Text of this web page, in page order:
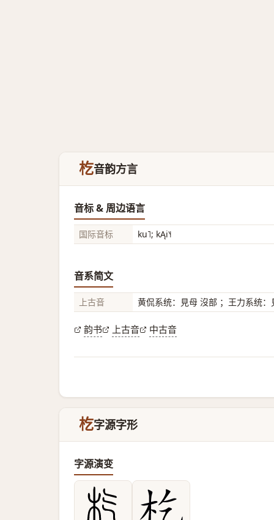
杚音韵方言
音标 & 周边语言
国际音标 ku˥; kĄi˥˧
音系简文
上古音 黄侃系统：見母 沒部 ；王力系统：
韵书 上古音 中古音
杚字源字形
字源演变